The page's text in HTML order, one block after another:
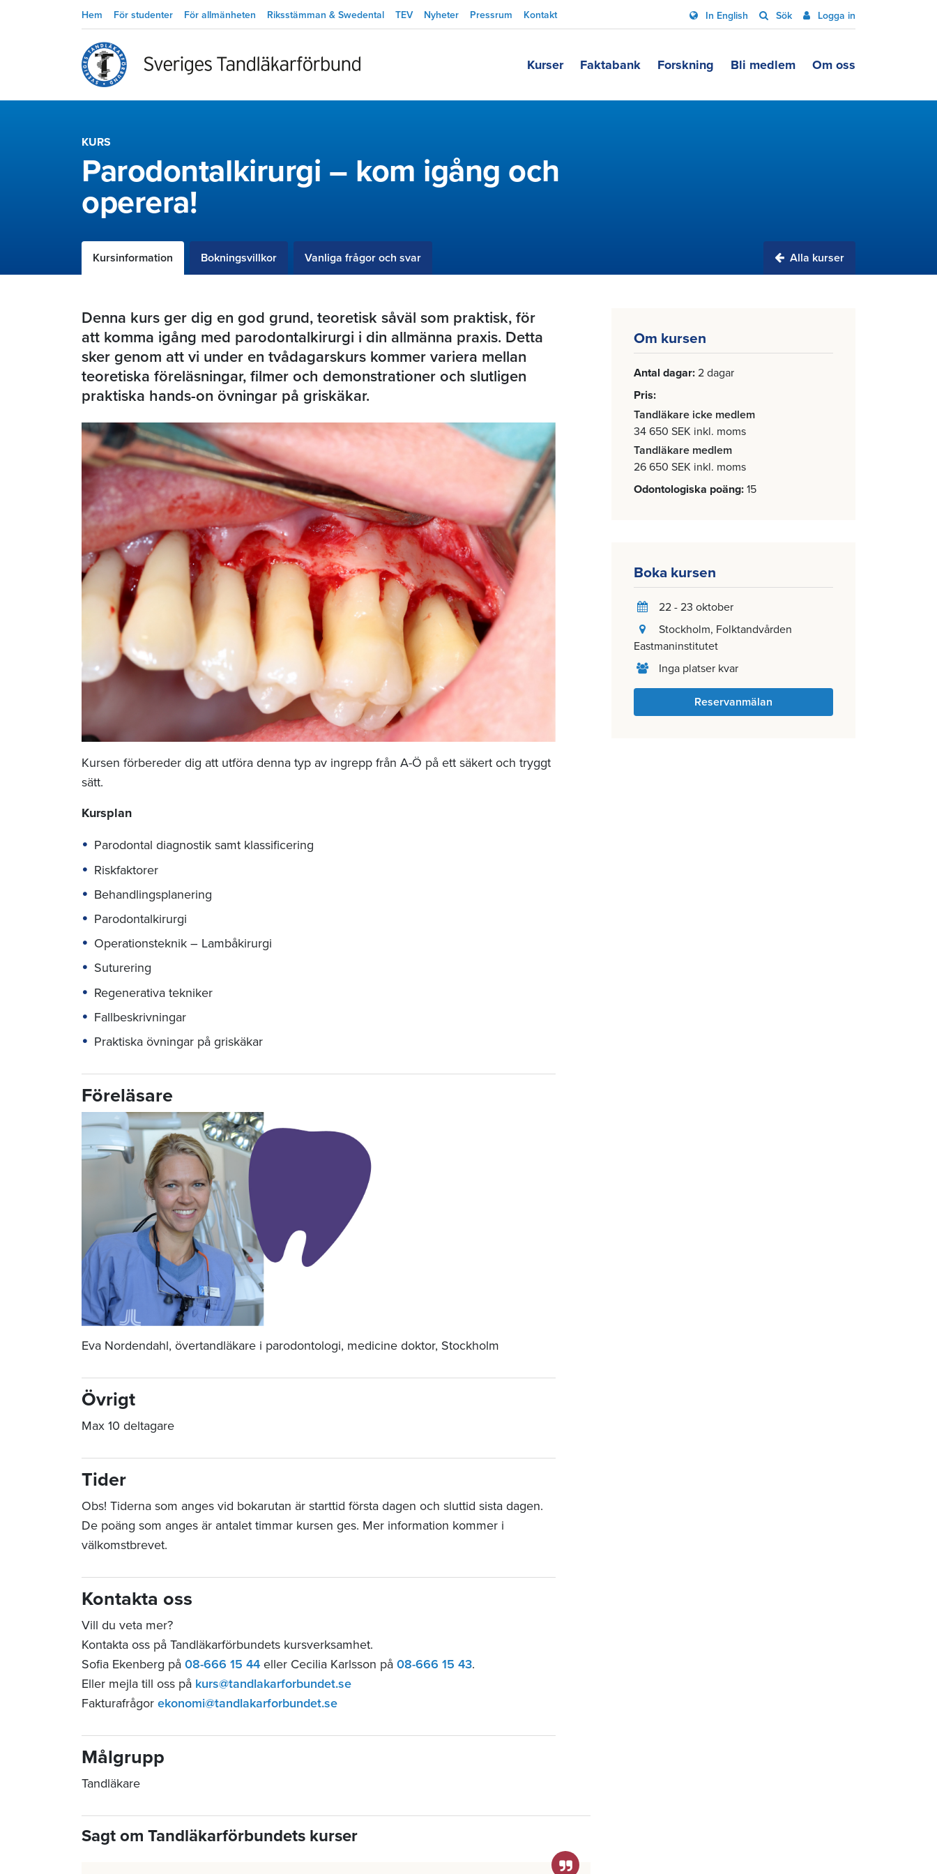
Hem För studenter För allmänheten Riksstämman & Swedental TEV Nyheter Pressrum Kontakt In English Sök Logga in
Kurser Faktabank Forskning Bli medlem Om oss
KURS
Parodontalkirurgi – kom igång och
operera!
Kursinformation Bokningsvillkor Vanliga frågor och svar Alla kurser
Om kursen
Antal dagar 2 dagar
Pris
Tandläkare icke medlem
34 650 SEK inkl. moms
Tandläkare medlem
26 650 SEK inkl. moms
Odontologiska poäng 15
Boka kursen
22 - 23 oktober
Stockholm, Folktandvården
Eastmaninstitutet
Inga platser kvar
Reservanmälan
Denna kurs ger dig en god grund, teoretisk såväl som praktisk, för
att komma igång med parodontalkirurgi i din allmänna praxis. Detta
sker genom att vi under en tvådagarskurs kommer variera mellan
teoretiska föreläsningar, filmer och demonstrationer och slutligen
praktiska hands-on övningar på griskäkar.
Kursen förbereder dig att utföra denna typ av ingrepp från A-Ö på ett säkert och tryggt
sätt.
Kursplan
Parodontal diagnostik samt klassificering
Riskfaktorer
Behandlingsplanering
Parodontalkirurgi
Operationsteknik – Lambåkirurgi
Suturering
Regenerativa tekniker
Fallbeskrivningar
Praktiska övningar på griskäkar
Föreläsare
Eva Nordendahl, övertandläkare i parodontologi, medicine doktor, Stockholm
Övrigt
Max 10 deltagare
Tider
Obs! Tiderna som anges vid bokarutan är starttid första dagen och sluttid sista dagen.
De poäng som anges är antalet timmar kursen ges. Mer information kommer i
välkomstbrevet.
Kontakta oss
Vill du veta mer?
Kontakta oss på Tandläkarförbundets kursverksamhet.
Sofia Ekenberg på 08-666 15 44 eller Cecilia Karlsson på 08-666 15 43.
Eller mejla till oss på kurs@tandlakarforbundet.se
Fakturafrågor ekonomi@tandlakarforbundet.se
Målgrupp
Tandläkare
Sagt om Tandläkarförbundets kurser